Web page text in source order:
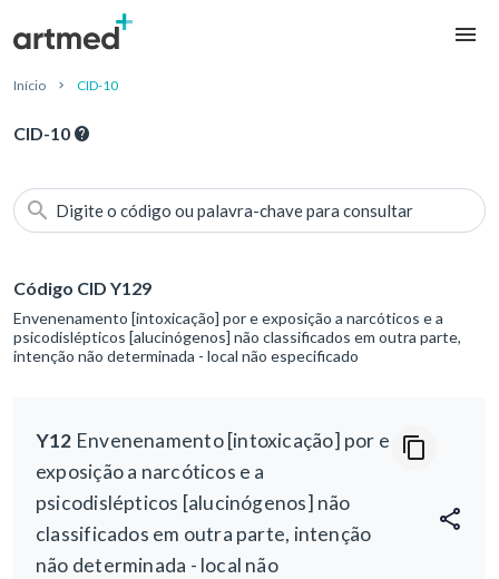
Início CID-10
CID-10
Digite o código ou palavra-chave para consultar
Código CID Y129
Envenenamento [intoxicação] por e exposição a narcóticos e a
psicodislépticos [alucinógenos] não classificados em outra parte,
intenção não determinada - local não especificado
Y12 Envenenamento [intoxicação] por e
exposição a narcóticos e a
psicodislépticos [alucinógenos] não
classificados em outra parte, intenção
não determinada - local não